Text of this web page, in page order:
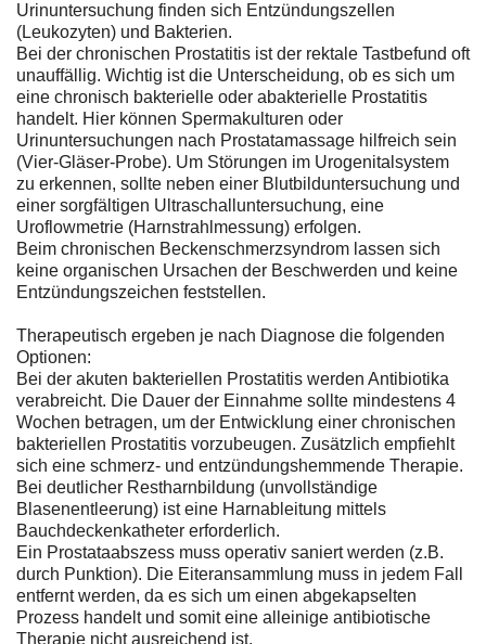
Urinuntersuchung finden sich Entzündungszellen
(Leukozyten) und Bakterien.
Bei der chronischen Prostatitis ist der rektale Tastbefund oft
unauffällig. Wichtig ist die Unterscheidung, ob es sich um
eine chronisch bakterielle oder abakterielle Prostatitis
handelt. Hier können Spermakulturen oder
Urinuntersuchungen nach Prostatamassage hilfreich sein
(Vier-Gläser-Probe). Um Störungen im Urogenitalsystem
zu erkennen, sollte neben einer Blutbilduntersuchung und
einer sorgfältigen Ultraschalluntersuchung, eine
Uroflowmetrie (Harnstrahlmessung) erfolgen.
Beim chronischen Beckenschmerzsyndrom lassen sich
keine organischen Ursachen der Beschwerden und keine
Entzündungszeichen feststellen.
Therapeutisch ergeben je nach Diagnose die folgenden
Optionen:
Bei der akuten bakteriellen Prostatitis werden Antibiotika
verabreicht. Die Dauer der Einnahme sollte mindestens 4
Wochen betragen, um der Entwicklung einer chronischen
bakteriellen Prostatitis vorzubeugen. Zusätzlich empfiehlt
sich eine schmerz- und entzündungshemmende Therapie.
Bei deutlicher Restharnbildung (unvollständige
Blasenentleerung) ist eine Harnableitung mittels
Bauchdeckenkatheter erforderlich.
Ein Prostataabszess muss operativ saniert werden (z.B.
durch Punktion). Die Eiteransammlung muss in jedem Fall
entfernt werden, da es sich um einen abgekapselten
Prozess handelt und somit eine alleinige antibiotische
Therapie nicht ausreichend ist.